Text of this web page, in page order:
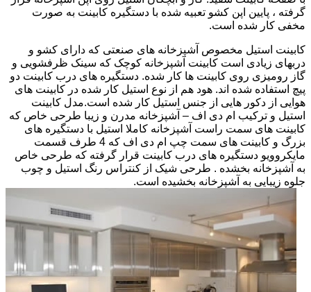
گرفته ، پایین اپن کشو تعبیه شده با دستگیره کابینت به صورت
مخفی کار شده است.
کابینت استیل مخصوص آشپزخانه های صنعتی که دارای کشو و
دربهای زیادی است کابینت آشپزخانه کوچک که سینک ظرفشویی و
گاز رومیزی روی کابینت ها کار شده. دستگیره های درب کابینت دو
پیچ استفاده شده اند. هود هم از نوع استیل کار شده در کابینت های
هوایی از دکور هایی از جنس استیل کار شده است.مدل کابینت
استیل و ترکیب ام دی اف – آشپزخانه مدرن و زیبا طرحی خاص که
کابینت های سمت راست آشپزخانه کاملا استیل با دستگیره های
بزرگ و کابینت های سمت چپ ام دی اف که 4 طرف قسمت
مایکروویو دستگیره های درب کابینت قرار گرفته که طرحی خاص
به آشپزخانه بخشده . طرحی شیک از کنتراس رنگ استیل و چوب
جلوه زیبایی به آشپزخانه بخشیده است.